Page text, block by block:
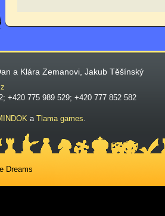
a Klára Zemanovi, Jakub Těšínský
+420 775 989 529; +420 777 852 582
a Tlama games.
Dreams